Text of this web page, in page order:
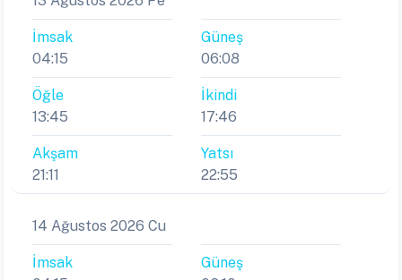
İmsak
04:15
Güneş
06:08
Öğle
13:45
İkindi
17:46
Akşam
21:11
Yatsı
22:55
14 Ağustos 2026 Cu
İmsak
Güneş